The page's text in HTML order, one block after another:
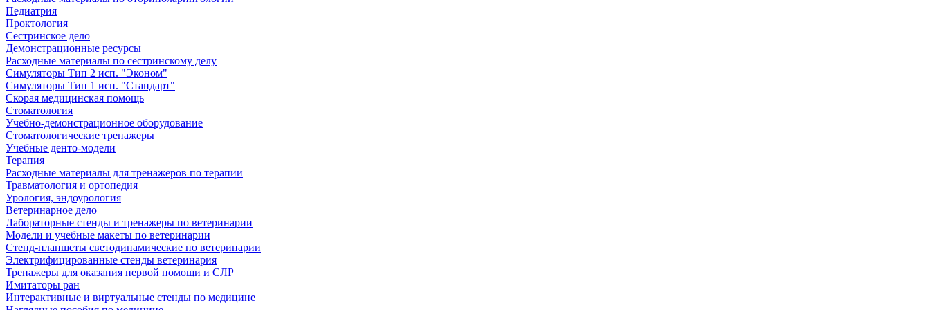
Педиатрия
Проктология
Сестринское дело
Демонстрационные ресурсы
Расходные материалы по сестринскому делу
Симуляторы Тип 2 исп. "Эконом"
Симуляторы Тип 1 исп. "Стандарт"
Скорая медицинская помощь
Стоматология
Учебно-демонстрационное оборудование
Стоматологические тренажеры
Учебные денто-модели
Терапия
Расходные материалы для тренажеров по терапии
Травматология и ортопедия
Урология, эндоурология
Ветеринарное дело
Лабораторные стенды и тренажеры по ветеринарии
Модели и учебные макеты по ветеринарии
Стенд-планшеты светодинамические по ветеринарии
Электрифицированные стенды ветеринария
Тренажеры для оказания первой помощи и СЛР
Имитаторы ран
Интерактивные и виртуальные стенды по медицине